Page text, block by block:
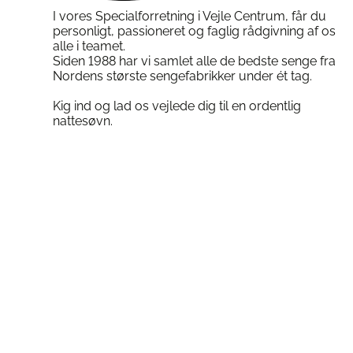
I vores Specialforretning i Vejle Centrum, får du
personligt, passioneret og faglig rådgivning af os
alle i teamet.
Siden 1988 har vi samlet alle de bedste senge fra
Nordens største sengefabrikker under ét tag.
Kig ind og lad os vejlede dig til en ordentlig
nattesøvn.